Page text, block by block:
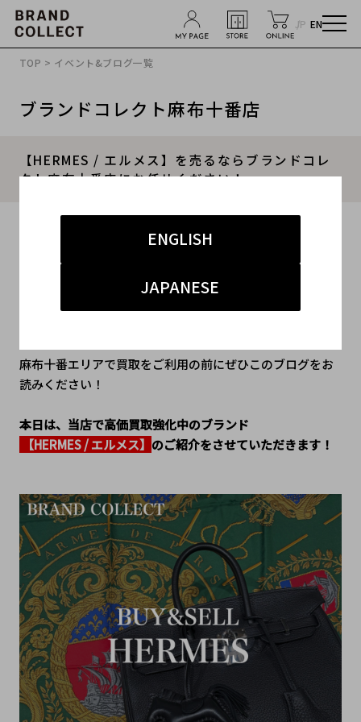
JP EN
ENGLISH
JAPANESE
TOP > イベント&ブログ一覧
ブランドコレクト麻布十番店
【HERMES / エルメス】を売るならブランドコレ
クト麻布十番店にお任せください！
#HERMES
#バーキン
麻布十番エリアで買取をご利用の前にぜひこのブログをお
読みください！
本日は、当店で高価買取強化中のブランド
【HERMES / エルメス】 のご紹介をさせていただきます！